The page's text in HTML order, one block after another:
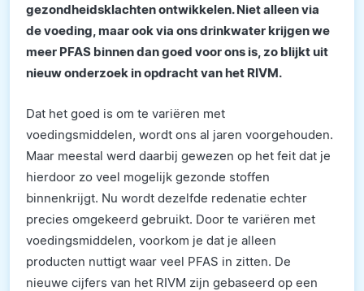
gezondheidsklachten ontwikkelen. Niet alleen via
de voeding, maar ook via ons drinkwater krijgen we
meer PFAS binnen dan goed voor ons is, zo blijkt uit
nieuw onderzoek in opdracht van het RIVM.
Dat het goed is om te variëren met
voedingsmiddelen, wordt ons al jaren voorgehouden.
Maar meestal werd daarbij gewezen op het feit dat je
hierdoor zo veel mogelijk gezonde stoffen
binnenkrijgt. Nu wordt dezelfde redenatie echter
precies omgekeerd gebruikt. Door te variëren met
voedingsmiddelen, voorkom je dat je alleen
producten nuttigt waar veel PFAS in zitten. De
nieuwe cijfers van het RIVM zijn gebaseerd op een